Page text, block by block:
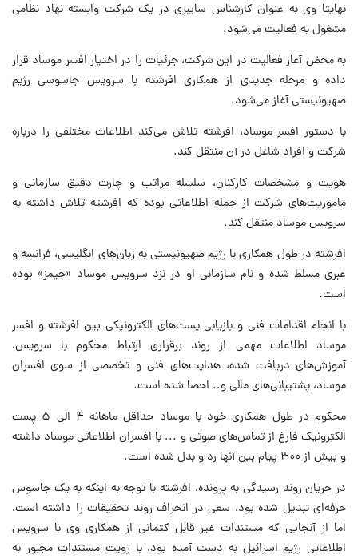
نهایتا وی به عنوان کارشناس سایبری در یک شرکت وابسته نهاد نظامی
مشغول به فعالیت می‌شود.
به محض آغاز فعالیت در این شرکت، جزئیات را در اختیار افسر موساد قرار
داده و مرحله جدیدی از همکاری افرشته با سرویس جاسوسی رژیم
صهیونیستی آغاز می‌شود.
با دستور افسر موساد، افرشته تلاش می‌کند اطلاعات مختلفی را درباره
شرکت و افراد شاغل در آن منتقل کند.
هویت و مشخصات کارکنان، سلسله مراتب و چارت دقیق سازمانی و
ماموریت‌های شرکت از جمله اطلاعاتی بوده که افرشته تلاش داشته به
سرویس موساد منتقل کند.
افرشته در طول همکاری با رژیم صهیونیستی به زبان‌های انگلیسی، فرانسه و
عبری مسلط شده و نام سازمانی او در نزد سرویس موساد «جیمز» بوده
است.
با انجام اقدامات فنی و بازیابی پست‌های الکترونیکی بین افرشته و افسر
موساد اطلاعات مهمی از روند برقراری ارتباط محکوم با سرویس،
آموزش‌های دریافت شده، هدایت‌های فنی و تخصصی از سوی افسران
موساد، پشتیبانی‌های مالی و.. احصا شده است.
محکوم در طول همکاری خود با موساد حداقل ماهانه ۴ الی ۵ پست
الکترونیک فارغ از تماس‌های صوتی و ... با افسران اطلاعاتی موساد داشته
و بیش از ۳۰۰ پیام بین آنها رد و بدل شده است.
در جریان روند رسیدگی به پرونده، افرشته با توجه به اینکه به یک جاسوس
حرفه‌ای تبدیل شده بود، سعی در انحراف روند تحقیقات را داشته است،
اما از آنجایی که مستندات غیر قابل کتمانی از همکاری وی با سرویس
اطلاعاتی رژیم اسرائیل به دست آمده بود، با رویت مستندات مجبور به